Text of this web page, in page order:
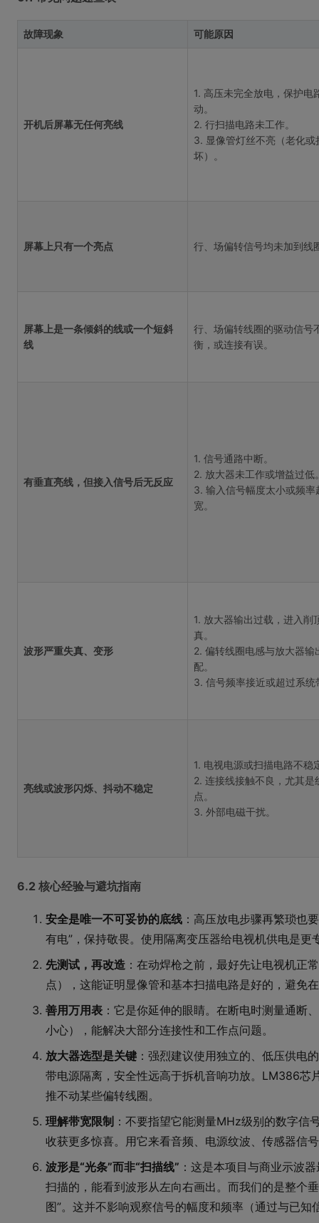
故障现象 可能原因
开机后屏幕无任何亮线
1. 高压未完全放电，保护电
动。
2. 行扫描电路未工作。
3. 显像管灯丝不亮（老化或
坏）。
屏幕上只有一个亮点 行、场偏转信号均未加到线
屏幕上是一条倾斜的线或一个短斜
线
行、场偏转线圈的驱动信号
衡，或连接有误。
有垂直亮线，但接入信号后无反应
1. 信号通路中断。
2. 放大器未工作或增益过低
3. 输入信号幅度太小或频率
宽。
波形严重失真、变形
1. 放大器输出过载，进入削
真。
2. 偏转线圈电感与放大器输
配。
3. 信号频率接近或超过系统
亮线或波形闪烁、抖动不稳定
1. 电视电源或扫描电路不稳
2. 连接线接触不良，尤其是
点。
3. 外部电磁干扰。
6.2 核心经验与避坑指南
安全是唯一不可妥协的底线 ：高压放电步骤再繁琐也
有电”，保持敬畏。使用隔离变压器给电视机供电是更
先测试，再改造 ：在动焊枪之前，最好先让电视机正
点），这能证明显像管和基本扫描电路是好的，避免
善用万用表 ：它是你延伸的眼睛。在断电时测量通断
小心），能解决大部分连接性和工作点问题。
放大器选型是关键 ：强烈建议使用独立的、低压供电
带电源隔离，安全性远高于拆机音响功放。LM386芯
推不动某些偏转线圈。
理解带宽限制 ：不要指望它能测量MHz级别的数字信
收获更多惊喜。用它来看音频、电源纹波、传感器信
波形是“光条”而非“扫描线” ：这是本项目与商业示波
扫描的，能看到波形从左向右画出。而我们的是整个
图”。这并不影响观察信号的幅度和频率（通过与已知